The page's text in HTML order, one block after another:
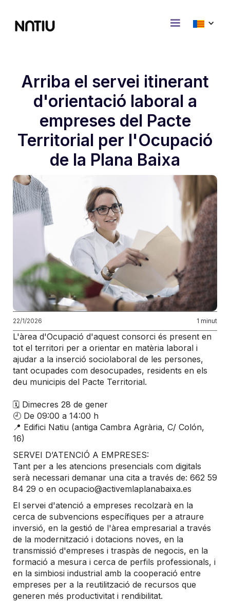
Arriba el servei itinerant
d'orientació laboral a
empreses del Pacte
Territorial per l'Ocupació
de la Plana Baixa
22/1/2026 1 minut
L'àrea d'Ocupació d'aquest consorci és present en
tot el territori per a orientar en matèria laboral i
ajudar a la inserció sociolaboral de les persones,
tant ocupades com desocupades, residents en els
deu municipis del Pacte Territorial.
🗓️ Dimecres 28 de gener
🕘 De 09:00 a 14:00 h
📍 Edifici Natiu (antiga Cambra Agrària, C/ Colón,
16)
SERVEI D’ATENCIÓ A EMPRESES:
Tant per a les atencions presencials com digitals
serà necessari demanar una cita a través de: 662 59
84 29 o en ocupacio@activemlaplanabaixa.es
El servei d'atenció a empreses recolzarà en la
cerca de subvencions específiques per a atraure
inversió, en la gestió de l'àrea empresarial a través
de la modernització i dotacions noves, en la
transmissió d'empreses i traspàs de negocis, en la
formació a mesura i cerca de perfils professionals, i
en la simbiosi industrial amb la cooperació entre
empreses per a la reutilització de recursos que
generen més productivitat i rendibilitat.